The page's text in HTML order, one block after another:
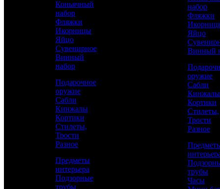
золотом
Аристократ
Водочный набор
Коньячный
набор
Фляжки
Икорницы
Яйцо
Сувенирное
Винный
набор
Подарочное
оружие
Сабли
Кинжалы
Кортики
Стилеты,
Трости
Разное
Предметы
интерьера
Подзорные
трубы
набор
Фляжки
Яйцо
Винный
оружие
Сабли
Кинжалы
Кортики
Стилеты,
Трости
Разное
трубы
Часы